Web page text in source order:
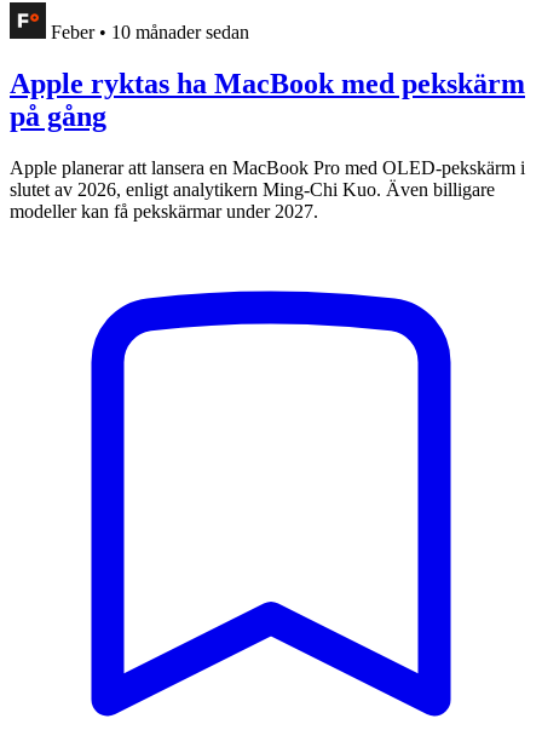
Feber • 10 månader sedan
Apple ryktas ha MacBook med pekskärm
på gång
Apple planerar att lansera en MacBook Pro med OLED-pekskärm i
slutet av 2026, enligt analytikern Ming-Chi Kuo. Även billigare
modeller kan få pekskärmar under 2027.